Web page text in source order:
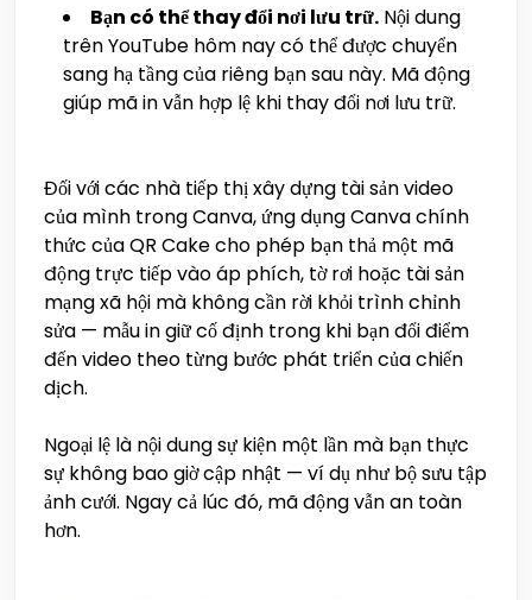
Bạn có thể thay đổi nơi lưu trữ. Nội dung
trên YouTube hôm nay có thể được chuyển
sang hạ tầng của riêng bạn sau này. Mã động
giúp mã in vẫn hợp lệ khi thay đổi nơi lưu trữ.
Đối với các nhà tiếp thị xây dựng tài sản video
của mình trong Canva, ứng dụng Canva chính
thức của QR Cake cho phép bạn thả một mã
động trực tiếp vào áp phích, tờ rơi hoặc tài sản
mạng xã hội mà không cần rời khỏi trình chỉnh
sửa — mẫu in giữ cố định trong khi bạn đổi điểm
đến video theo từng bước phát triển của chiến
dịch.
Ngoại lệ là nội dung sự kiện một lần mà bạn thực
sự không bao giờ cập nhật — ví dụ như bộ sưu tập
ảnh cưới. Ngay cả lúc đó, mã động vẫn an toàn
hơn.